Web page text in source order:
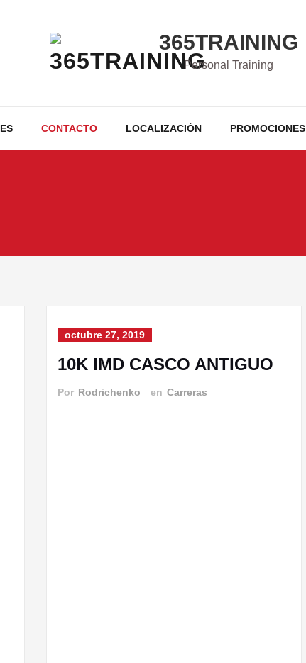
365TRAINING
Personal Training
CONTACTO LOCALIZACIÓN PROMOCIONES
octubre 27, 2019
10K IMD CASCO ANTIGUO
Por Rodrichenko en Carreras